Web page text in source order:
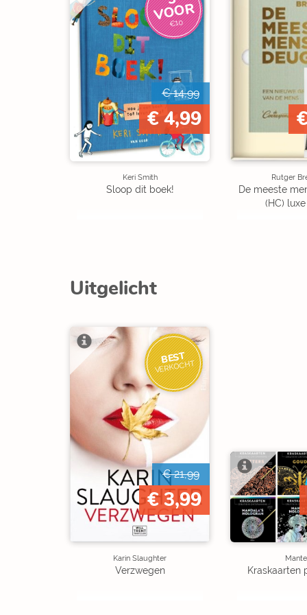
R
€10
€ 14,99
€ 4,99
Keri Smith
Sloop dit boek!
Rutger
De meeste
(HC)
Uitgelicht
BEST
VERKOCHT
€ 21,99
€ 3,99
Karin Slaughter
Verzwegen Kraskaarten